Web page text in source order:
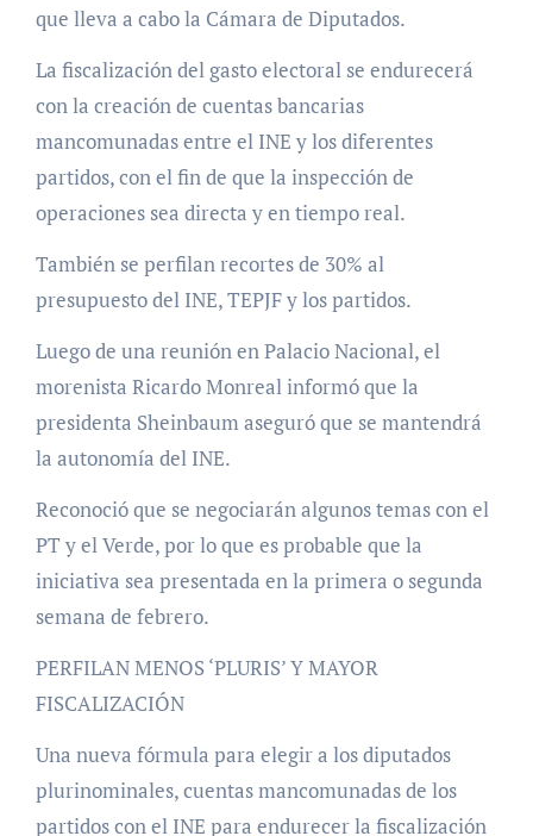
que lleva a cabo la Cámara de Diputados.
La fiscalización del gasto electoral se endurecerá
con la creación de cuentas bancarias
mancomunadas entre el INE y los diferentes
partidos, con el fin de que la inspección de
operaciones sea directa y en tiempo real.
También se perfilan recortes de 30% al
presupuesto del INE, TEPJF y los partidos.
Luego de una reunión en Palacio Nacional, el
morenista Ricardo Monreal informó que la
presidenta Sheinbaum aseguró que se mantendrá
la autonomía del INE.
Reconoció que se negociarán algunos temas con el
PT y el Verde, por lo que es probable que la
iniciativa sea presentada en la primera o segunda
semana de febrero.
PERFILAN MENOS ‘PLURIS’ Y MAYOR
FISCALIZACIÓN
Una nueva fórmula para elegir a los diputados
plurinominales, cuentas mancomunadas de los
partidos con el INE para endurecer la fiscalización